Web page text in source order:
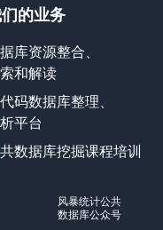
的业务
库资源整合、
和解读
码数据库整理、
平台
数据库挖掘课程培训
风暴统计公共
数据库公众号